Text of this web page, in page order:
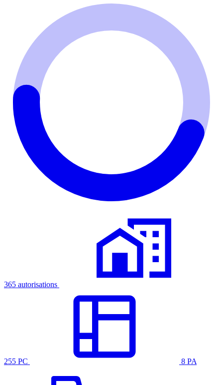
365 autorisations
255 PC 8 PA